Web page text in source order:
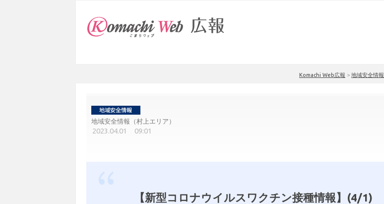
Komachi Web広報 > 地域安全情報
地域安全情報（村上エリア）
2023.04.01 09:01
【新型コロナウイルスワクチン接種情報】(4/1)